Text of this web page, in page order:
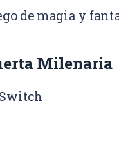
de magia y
Milenaria